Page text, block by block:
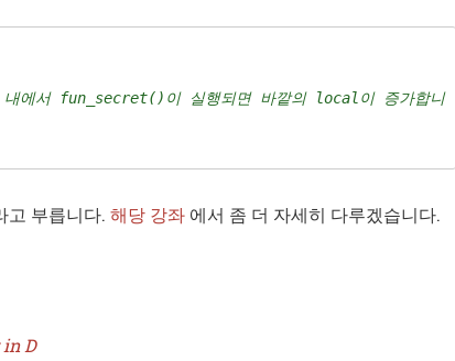
서 fun_secret()이 실행되면 바깥의 local이 증가합니
고 부릅니다. 해당 강좌 에서 좀 더 자세히 다루겠습니다.
D